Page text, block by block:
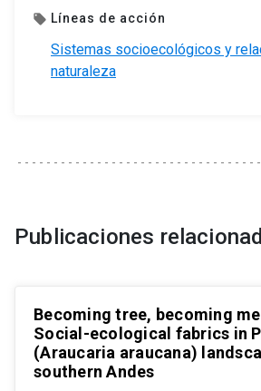
local_offer Líneas de acción
Sistemas socioecológicos y
naturaleza
Publicaciones
Becoming tree, becoming
Social-ecological fabrics in
(Araucaria araucana)
southern Andes